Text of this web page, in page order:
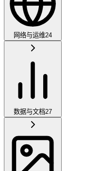
网络与运维24
数据与文档27